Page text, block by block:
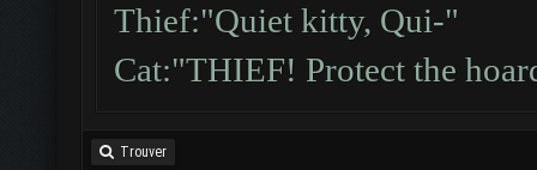
Thief:"Quiet kitty, Qui-"
Cat:"THIEF! Protect the
Trouver